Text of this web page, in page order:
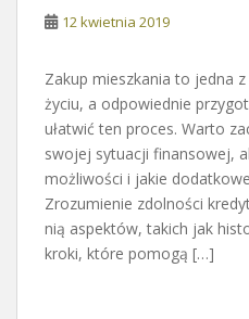
12 kwietnia 2019
Zakup mieszkania to jedna
życiu, a odpowiednie
ułatwić ten proces. Warto
swojej sytuacji finansowej,
możliwości i jakie
Zrozumienie zdolności
nią aspektów, takich jak
kroki, które pomogą […]